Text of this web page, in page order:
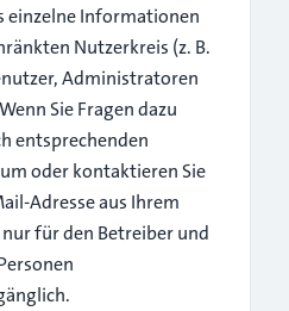
einzelne Informationen
Nutzerkreis (z. B.
Administratoren
Sie Fragen dazu
entsprechenden
oder kontaktieren Sie
Adresse aus Ihrem
für den Betreiber und